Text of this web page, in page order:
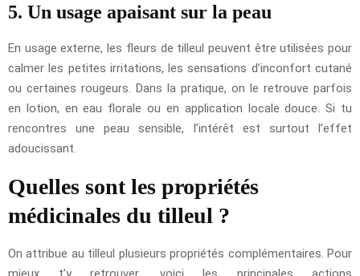
5. Un usage apaisant sur la peau
En usage externe, les fleurs de tilleul peuvent être utilisées pour
calmer les petites irritations, les sensations d’inconfort cutané
ou certaines rougeurs. Dans la pratique, on le retrouve parfois
en lotion, en eau florale ou en application locale douce. Si tu
rencontres une peau sensible, l’intérêt est surtout l’effet
adoucissant.
Quelles sont les propriétés
médicinales du tilleul ?
On attribue au tilleul plusieurs propriétés complémentaires. Pour